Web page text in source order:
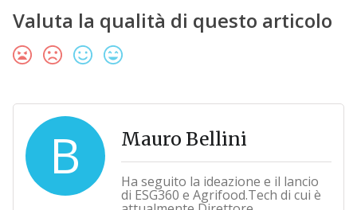
Valuta la qualità di questo articolo
B Mauro Bellini
Ha seguito la ideazione e il lancio
di ESG360 e Agrifood.Tech di cui è